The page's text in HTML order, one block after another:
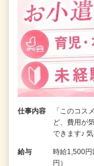
仕事内容
「このコス
ど、費用が
できます♪
給与
時給1,500
円）